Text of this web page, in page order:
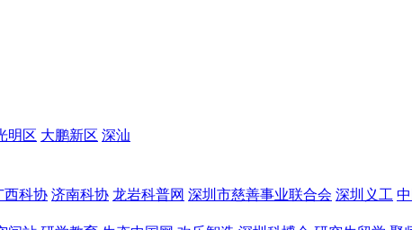
明区 大鹏新区 深汕
西科协 济南科协 龙岩科普网 深圳市慈善事业联合会 深圳义工